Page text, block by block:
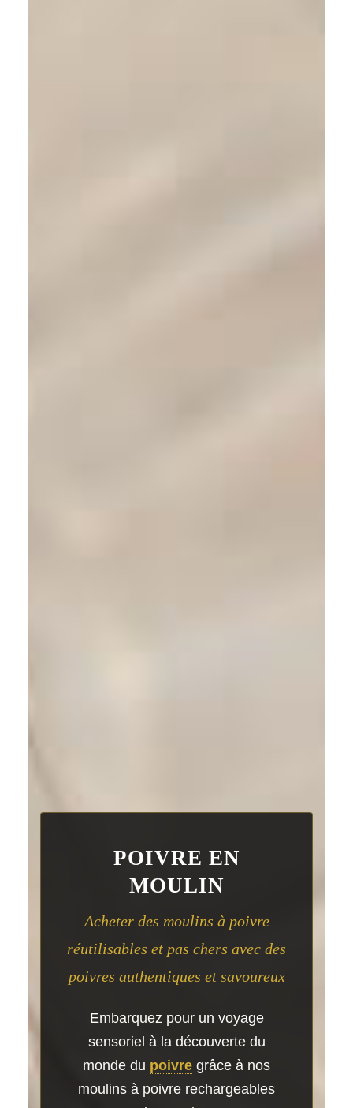
POIVRE EN
MOULIN
Acheter des moulins à poivre
réutilisables et pas chers avec des
poivres authentiques et savoureux
Embarquez pour un voyage
sensoriel à la découverte du
monde du poivre grâce à nos
moulins à poivre rechargeables